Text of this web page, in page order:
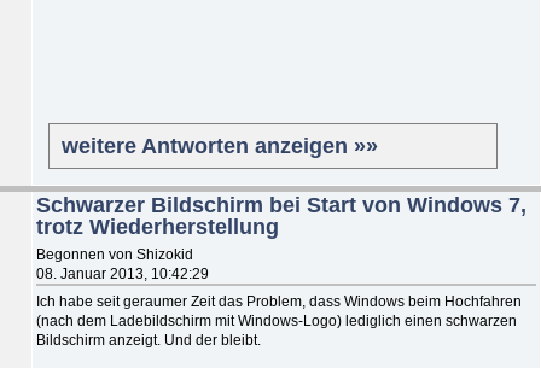
weitere Antworten anzeigen »»
Schwarzer Bildschirm bei Start von Windows 7,
trotz Wiederherstellung
Begonnen von Shizokid
08. Januar 2013, 10:42:29
Ich habe seit geraumer Zeit das Problem, dass Windows beim Hochfahren
(nach dem Ladebildschirm mit Windows-Logo) lediglich einen schwarzen
Bildschirm anzeigt. Und der bleibt.